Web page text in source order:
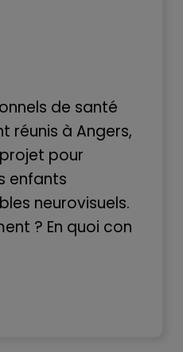
de santé
réunis à Angers,
pour
enfants
neurovisuels.
? En quoi con